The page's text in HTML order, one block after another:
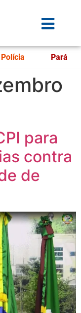
Polícia Pará
para
contra
de